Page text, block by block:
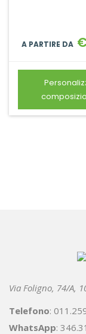
A PARTIRE DA
Via Foligno, 74/A,
Telefono:
WhatsApp: